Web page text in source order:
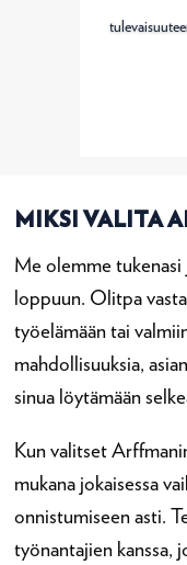
MIKSI VALITA
Me olemme tukenasi
loppuun. Olitpa
työelämään tai
mahdollisuuksia,
sinua löytämään
Kun valitset
mukana jokaisessa
onnistumiseen asti.
työnantajien kanssa,